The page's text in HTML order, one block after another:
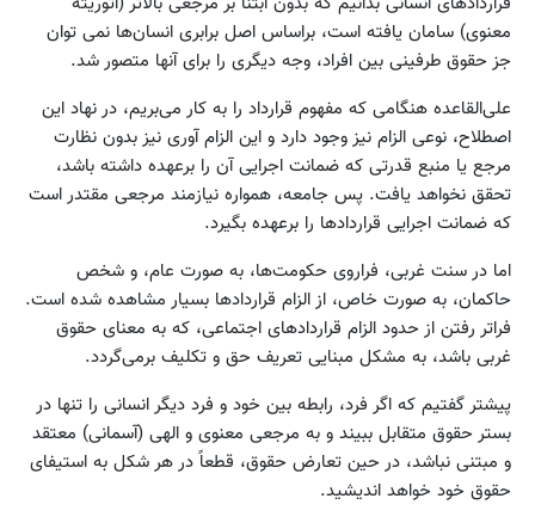
معنوی) سامان یافته است، براساس اصل برابری انسان‌ها نمی توان
جز حقوق طرفینی بین افراد، وجه دیگری را برای آنها متصور شد.
علی‌القاعده هنگامی که مفهوم قرارداد را به کار می‌بریم، در نهاد این
اصطلاح، نوعی الزام نیز وجود دارد و این الزام آوری نیز بدون نظارت
مرجع یا منبع قدرتی که ضمانت اجرایی آن را برعهده داشته باشد،
تحقق نخواهد یافت. پس جامعه، همواره نیازمند مرجعی مقتدر است
که ضمانت اجرایی قراردادها را برعهده بگیرد.
اما در سنت غربی، فراروی حکومت‌ها، به صورت عام، و شخص
حاکمان، به صورت خاص، از الزام قراردادها بسیار مشاهده شده است.
فراتر رفتن از حدود الزام قراردادهای اجتماعی، که به معنای حقوق
غربی باشد، به مشکل مبنایی تعریف حق و تکلیف برمی‌گردد.
پیشتر گفتیم که اگر فرد، رابطه بین خود و فرد دیگر انسانی را تنها در
بستر حقوق متقابل ببیند و به مرجعی معنوی و الهی (آسمانی) معتقد
و مبتنی نباشد، در حین تعارض حقوق، قطعاً در هر شکل به استیفای
حقوق خود خواهد اندیشید.